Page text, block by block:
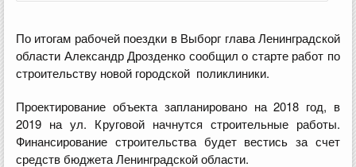
По итогам рабочей поездки в Выборг глава Ленинградской
области Александр Дрозденко сообщил о старте работ по
строительству новой городской поликлиники.
Проектирование объекта запланировано на 2018 год, в
2019 на ул. Круговой начнутся строительные работы.
Финансирование строительства будет вестись за счет
средств бюджета Ленинградской области.